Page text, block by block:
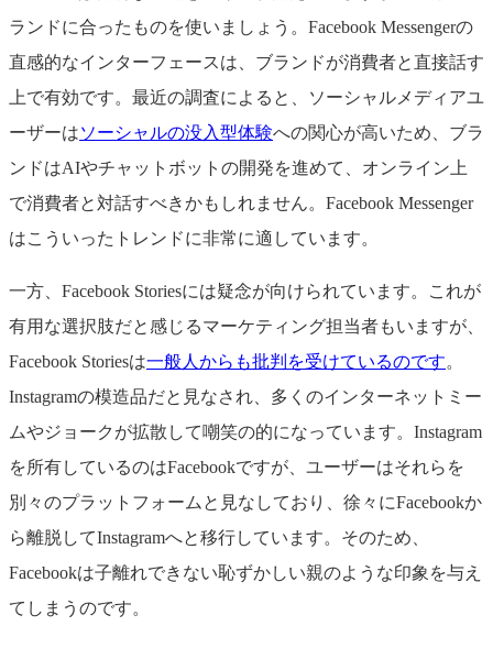
ランドに合ったものを使いましょう。Facebook Messengerの
直感的なインターフェースは、ブランドが消費者と直接話す
上で有効です。最近の調査によると、ソーシャルメディアユ
ーザーはソーシャルの没入型体験への関心が高いため、ブラ
ンドはAIやチャットボットの開発を進めて、オンライン上
で消費者と対話すべきかもしれません。Facebook Messenger
はこういったトレンドに非常に適しています。
一方、Facebook Storiesには疑念が向けられています。これが
有用な選択肢だと感じるマーケティング担当者もいますが、
Facebook Storiesは一般人からも批判を受けているのです。
Instagramの模造品だと見なされ、多くのインターネットミー
ムやジョークが拡散して嘲笑の的になっています。Instagram
を所有しているのはFacebookですが、ユーザーはそれらを
別々のプラットフォームと見なしており、徐々にFacebookか
ら離脱してInstagramへと移行しています。そのため、
Facebookは子離れできない恥ずかしい親のような印象を与え
てしまうのです。